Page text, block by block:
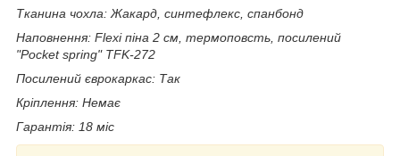
Тканина чохла: Жакард, синтефлекс, спанбонд
Наповнення: Flexi піна 2 см, термоповсть, посилений
"Pocket spring" TFK-272
Посилений єврокаркас: Так
Кріплення: Немає
Гарантія: 18 міс